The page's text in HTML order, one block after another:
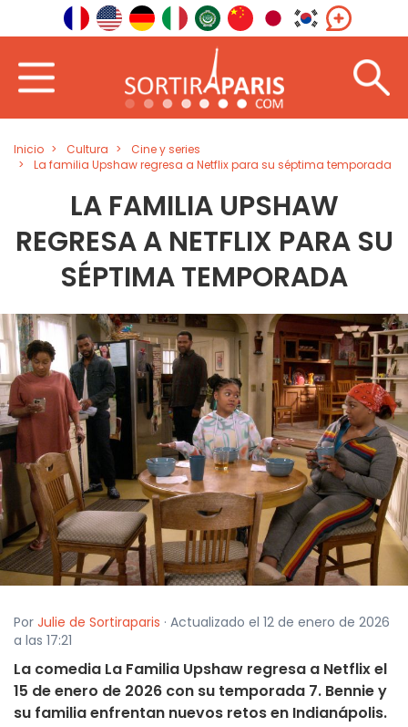
Inicio Cultura
Cine y series
La familia Upshaw regresa a Netflix para su séptima temporada
LA FAMILIA UPSHAW
REGRESA A NETFLIX PARA SU
SÉPTIMA TEMPORADA
Por Julie de Sortiraparis · Actualizado el 12 de enero de 2026
a las 17:21
La comedia La Familia Upshaw regresa a Netflix el
15 de enero de 2026 con su temporada 7. Bennie y
su familia enfrentan nuevos retos en Indianápolis.